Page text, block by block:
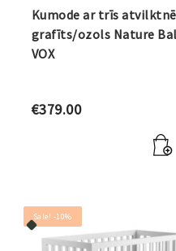
Kumode ar trīs
grafīts/ozols Nature
VOX
€379.00
Sale! -10%